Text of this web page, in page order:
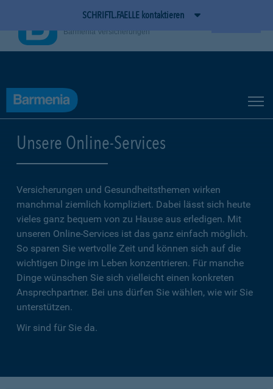
SCHRIFTL.FAELLE kontaktieren
Unsere Online-Services
Versicherungen und Gesundheitsthemen wirken
manchmal ziemlich kompliziert. Dabei lässt sich heute
vieles ganz bequem von zu Hause aus erledigen. Mit
unseren Online-Services ist das ganz einfach möglich.
So sparen Sie wertvolle Zeit und können sich auf die
wichtigen Dinge im Leben konzentrieren. Für manche
Dinge wünschen Sie sich vielleicht einen konkreten
Ansprechpartner. Bei uns dürfen Sie wählen, wie wir Sie
unterstützen.
Wir sind für Sie da.
BarmeniaApp
Barmenia Versicherungen